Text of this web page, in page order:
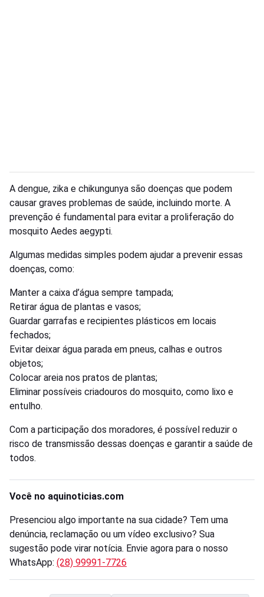
A dengue, zika e chikungunya são doenças que podem
causar graves problemas de saúde, incluindo morte. A
prevenção é fundamental para evitar a proliferação do
mosquito Aedes aegypti.
Algumas medidas simples podem ajudar a prevenir essas
doenças, como:
Manter a caixa d’água sempre tampada;
Retirar água de plantas e vasos;
Guardar garrafas e recipientes plásticos em locais
fechados;
Evitar deixar água parada em pneus, calhas e outros
objetos;
Colocar areia nos pratos de plantas;
Eliminar possíveis criadouros do mosquito, como lixo e
entulho.
Com a participação dos moradores, é possível reduzir o
risco de transmissão dessas doenças e garantir a saúde de
todos.
Você no aquinoticias.com
Presenciou algo importante na sua cidade? Tem uma
denúncia, reclamação ou um vídeo exclusivo? Sua
sugestão pode virar notícia. Envie agora para o nosso
WhatsApp: (28) 99991-7726